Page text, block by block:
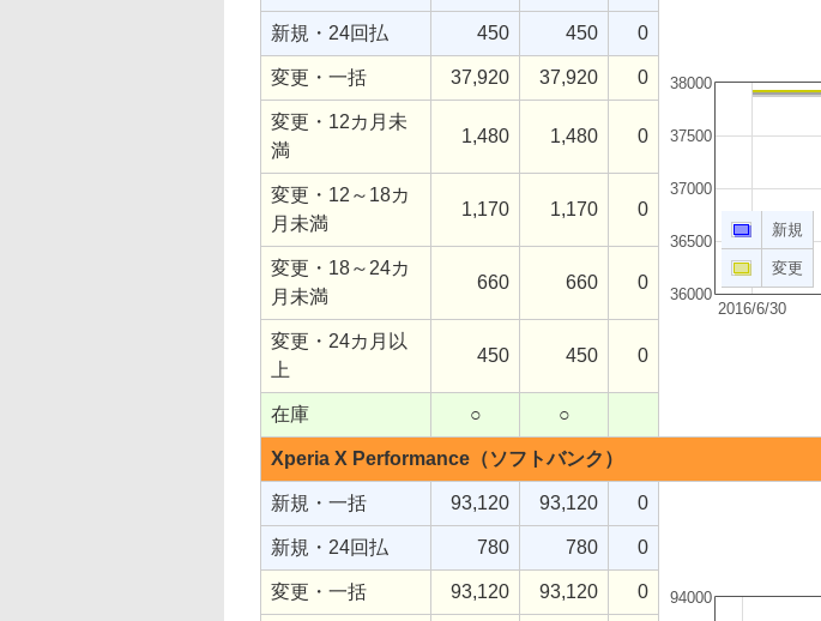
2016/6/30
36000
36500
37000
37500
38000
新規
変更
新規・24回払 450 450 0
変更・一括 37,920 37,920 0
変更・12カ月未
満
1,480 1,480 0
変更・12～18カ
月未満
1,170 1,170 0
変更・18～24カ
月未満
660 660 0
変更・24カ月以
上
450 450 0
在庫 ○ ○
Xperia X Performance（ソフトバンク）
新規・一括 93,120 93,120 0
94000
新規・24回払 780 780 0
変更・一括 93,120 93,120 0